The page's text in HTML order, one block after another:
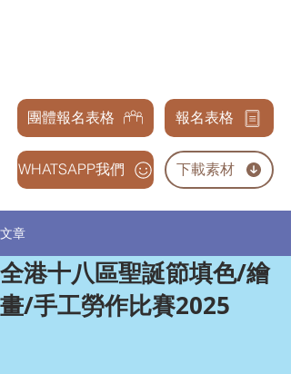
團體報名表格 報名表格
WHATSAPP我們 下載素材
文章
全港十八區聖誕節填色/繪
畫/手工勞作比賽2025